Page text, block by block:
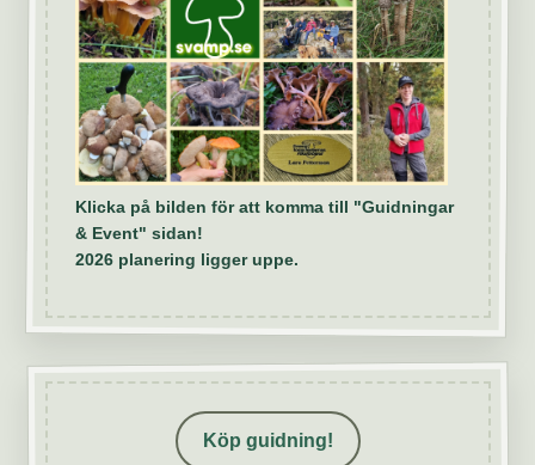
Klicka på bilden för att komma till "Guidningar
& Event" sidan!
2026 planering ligger uppe.
Köp guidning!